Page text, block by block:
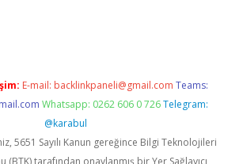
E-mail: backlinkpaneli@gmail.com Teams:
Whatsapp: 0262 606 0 726 Telegram:
@karabul
5651 Sayılı Kanun gereğince Bilgi Teknolojileri
(BTK) tarafından onaylanmış bir Yer Sağlayıcı